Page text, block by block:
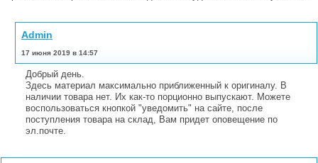
Admin
17 июня 2019 в 14:57
Добрый день.
Здесь материал максимально приближенный к оригиналу. В
наличии товара нет. Их как-то порционно выпускают. Можете
воспользоваться кнопкой "уведомить" на сайте, после
поступления товара на склад, Вам придет оповещение по
эл.почте.